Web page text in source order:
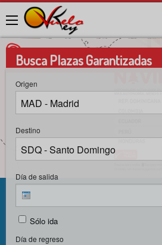
Menú
Busca Plazas Garantizadas
Origen
Destino
Día de salida
Sólo ida
Día de regreso